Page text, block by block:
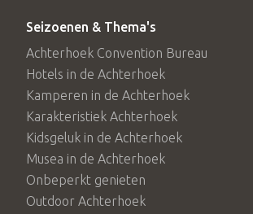
Seizoenen & Thema's
Achterhoek Convention Bureau
Hotels in de Achterhoek
Kamperen in de Achterhoek
Karakteristiek Achterhoek
Kidsgeluk in de Achterhoek
Musea in de Achterhoek
Onbeperkt genieten
Outdoor Achterhoek